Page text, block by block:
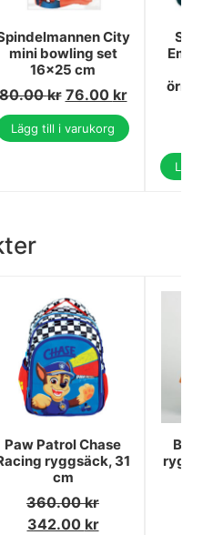
City
mini bowling set
16x25 cm
kr 76.00 kr
Lägg till i varukorg
Paw Patrol Chase
ryggsäck, 31
cm
360.00kr
342.00 kr